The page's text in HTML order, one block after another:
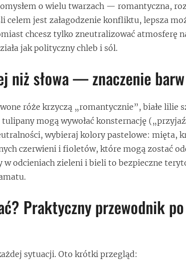
o wielu twarzach — romantyczna,
celem jest załagodzenie konfliktu, lepsza
chcesz tylko zneutralizować atmosferę
jak polityczny chleb i sól.
niż słowa — znaczenie barw
róże krzyczą „romantycznie”, białe lilie
tulipany mogą wywołać konsternację
wybieraj kolory pastelowe: mięta,
czerwieni i fioletów, które mogą zostać
w odcieniach zieleni i bieli to bezpieczne
Praktyczny przewodnik po
sytuacji. Oto krótki przegląd: